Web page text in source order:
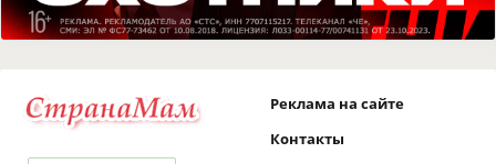
Реклама на сайте
Контакты